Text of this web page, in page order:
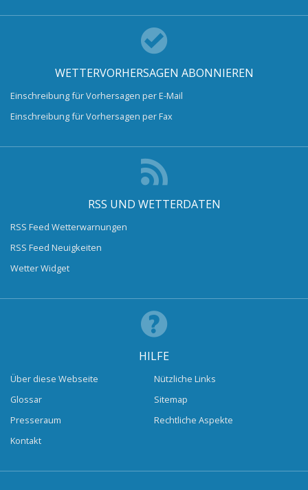
WETTERVORHERSAGEN ABONNIEREN
Einschreibung für Vorhersagen per E-Mail
Einschreibung für Vorhersagen per Fax
RSS UND WETTERDATEN
RSS Feed Wetterwarnungen
RSS Feed Neuigkeiten
Wetter Widget
HILFE
Über diese Webseite
Glossar
Presseraum
Kontakt
Nützliche Links
Sitemap
Rechtliche Aspekte